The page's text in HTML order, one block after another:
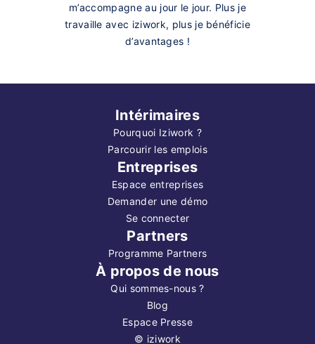
m’accompagne au jour le jour. Plus je
travaille avec iziwork, plus je bénéficie
d’avantages !
Intérimaires
Pourquoi Iziwork ?
Parcourir les emplois
Entreprises
Espace entreprises
Demander une démo
Se connecter
Partners
Programme Partners
À propos de nous
Qui sommes-nous ?
Blog
Espace Presse
© iziwork